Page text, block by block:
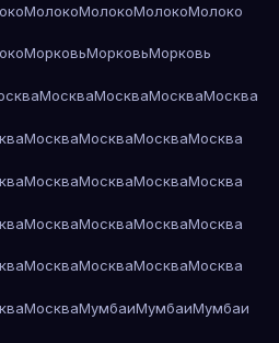
МолокоМолокоМолокоМолоко
МорковьМорковьМорковь
МоскваМоскваМоскваМосква
МоскваМоскваМоскваМосква
МоскваМоскваМоскваМосква
МоскваМоскваМоскваМосква
МоскваМоскваМоскваМосква
МоскваМумбаиМумбаиМумбаи